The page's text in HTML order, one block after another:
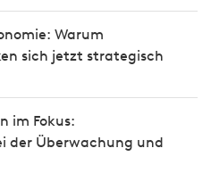
Warum
sich jetzt strategisch
im Fokus:
der Überwachung und